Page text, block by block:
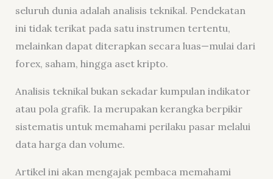
seluruh dunia adalah analisis teknikal. Pendekatan
ini tidak terikat pada satu instrumen tertentu,
melainkan dapat diterapkan secara luas—mulai dari
forex, saham, hingga aset kripto.
Analisis teknikal bukan sekadar kumpulan indikator
atau pola grafik. Ia merupakan kerangka berpikir
sistematis untuk memahami perilaku pasar melalui
data harga dan volume.
Artikel ini akan mengajak pembaca memahami